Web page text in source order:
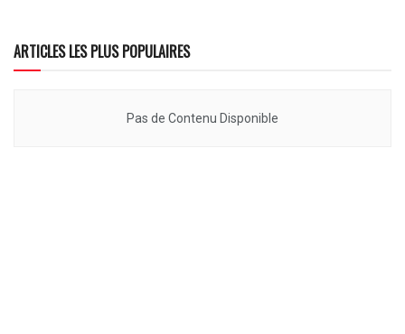
ARTICLES LES PLUS POPULAIRES
Pas de Contenu Disponible